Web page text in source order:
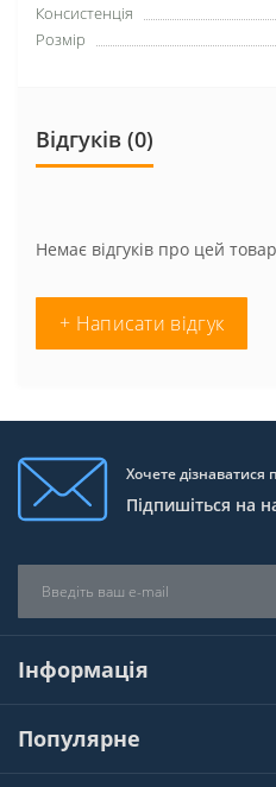
Консистенція
Розмір
Відгуків (0)
Немає відгуків про цей
+ Написати відгук
Хочете дізнаватися
Підпишіться на
Інформація
Популярне